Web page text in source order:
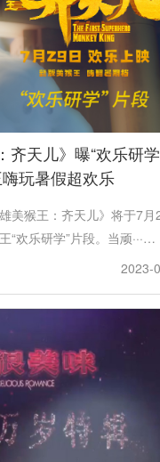
齐天儿》曝“欢乐研
玩暑假超欢乐
美猴王：齐天儿》将于7月
欢乐研学”片段。当顽···…
2023-